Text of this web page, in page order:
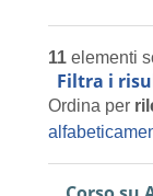
11 elementi
Filtra i
Ordina per